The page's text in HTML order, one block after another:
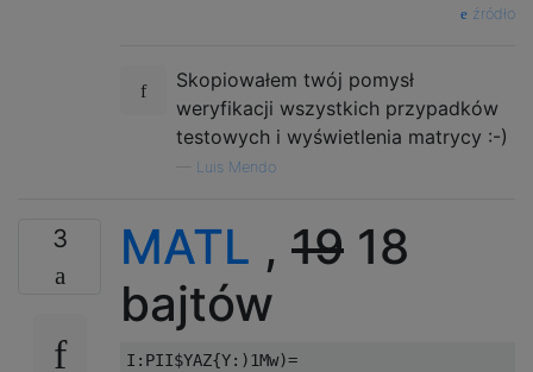
źródło
Skopiowałem twój pomysł
weryfikacji wszystkich przypadków
testowych i wyświetlenia matrycy :-)
Luis Mendo
3 MATL , 19 18
bajtów